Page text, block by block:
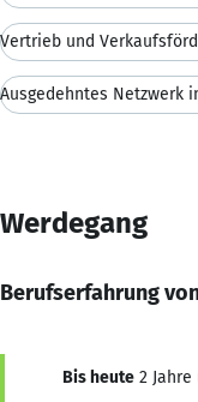
Vertrieb und
Werdegang
Berufserfahrung
Bis heute 2